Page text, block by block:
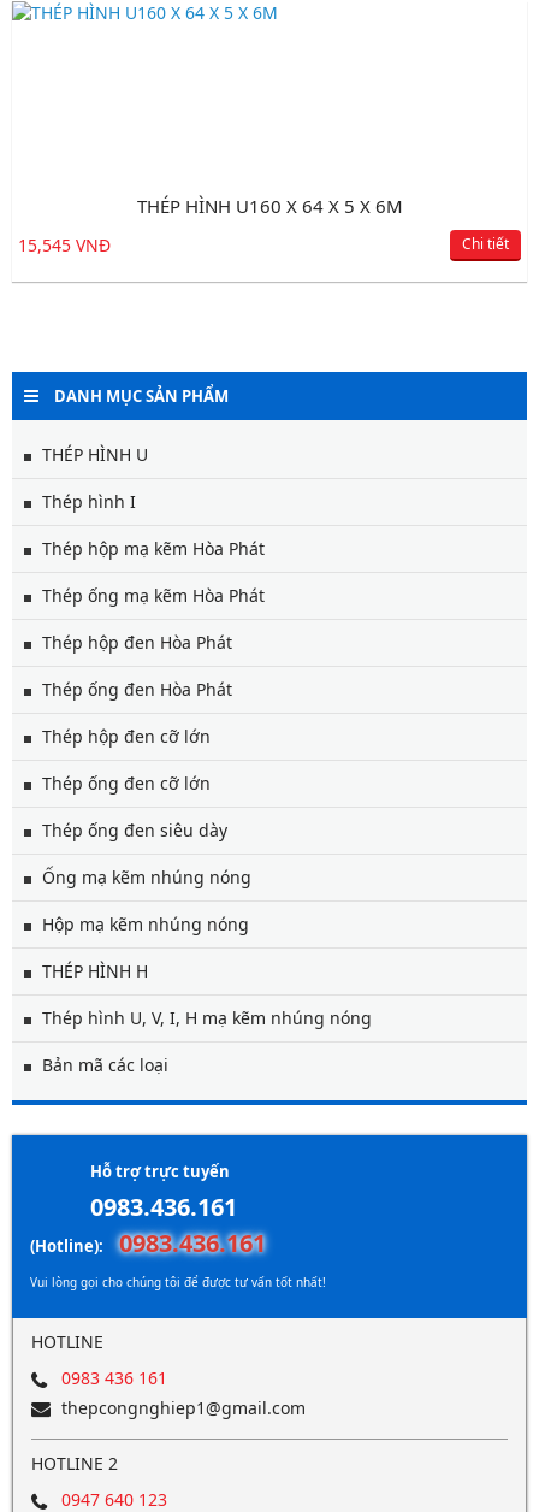
DANH MỤC SẢN PHẨM
THÉP HÌNH U
Thép hình I
Thép hộp mạ kẽm Hòa Phát
Thép ống mạ kẽm Hòa Phát
Thép hộp đen Hòa Phát
Thép ống đen Hòa Phát
Thép hộp đen cỡ lớn
Thép ống đen cỡ lớn
Thép ống đen siêu dày
Ống mạ kẽm nhúng nóng
Hộp mạ kẽm nhúng nóng
THÉP HÌNH H
Thép hình U, V, I, H mạ kẽm nhúng nóng
Bản mã các loại
Hỗ trợ trực tuyến
0983.436.161
(Hotline): 0983.436.161
Vui lòng gọi cho chúng tôi để được tư vấn tốt nhất!
HOTLINE
0983 436 161
thepcongnghiep1@gmail.com
HOTLINE 2
0947 640 123
THÉP HÌNH U160 X 64 X 5 X 6M
15,545 VNĐ Chi tiết